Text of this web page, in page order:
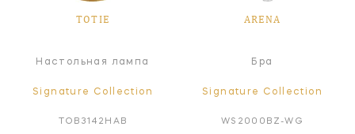
TOTIE
Настольная лампа
Signature Collection
TOB3142HAB
ARENA
Бра
Signature Collection
WS2000BZ-WG